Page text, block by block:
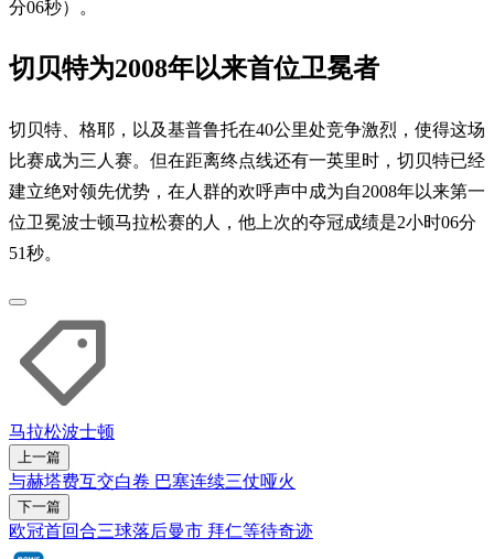
分06秒）。
切贝特为2008年以来首位卫冕者
切贝特、格耶，以及基普鲁托在40公里处竞争激烈，使得这场
比赛成为三人赛。但在距离终点线还有一英里时，切贝特已经
建立绝对领先优势，在人群的欢呼声中成为自2008年以来第一
位卫冕波士顿马拉松赛的人，他上次的夺冠成绩是2小时06分
51秒。
马拉松波士顿
上一篇
与赫塔费互交白卷 巴塞连续三仗哑火
下一篇
欧冠首回合三球落后曼市 拜仁等待奇迹